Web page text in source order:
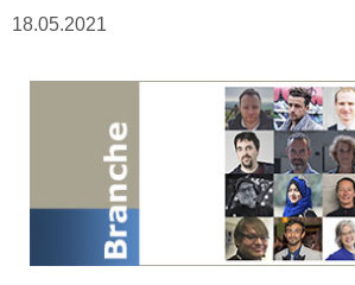
18.05.2021